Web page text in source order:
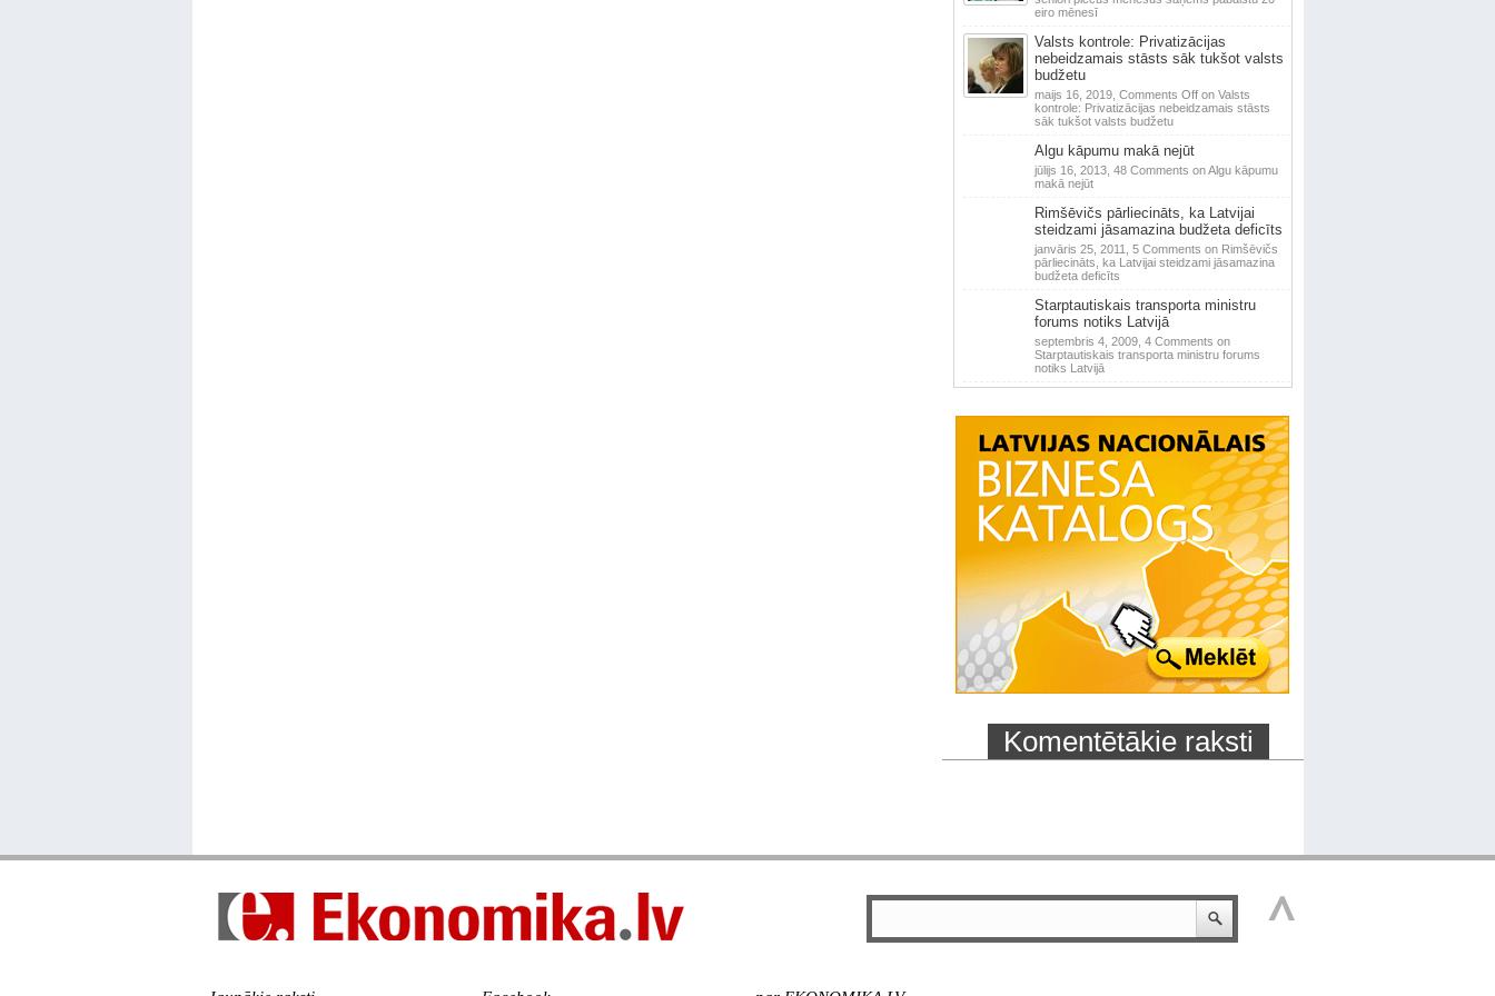
eiro mēnesī
Valsts kontrole: Privatizācijas
nebeidzamais stāsts sāk tukšot valsts
budžetu
maijs 16, 2019, Comments Offon Valsts
kontrole: Privatizācijas nebeidzamais stāsts
sāk tukšot valsts budžetu
Algu kāpumu makā nejūt
jūlijs 16, 2013, 48 Comments on Algu kāpumu
makā nejūt
Rimšēvičs pārliecināts, ka Latvijai
steidzami jāsamazina budžeta deficīts
janvāris 25, 2011, 5 Comments on Rimšēvičs
pārliecināts, ka Latvijai steidzami jāsamazina
budžeta deficīts
Starptautiskais transporta ministru
forums notiks Latvijā
septembris 4, 2009, 4 Comments on
Starptautiskais transporta ministru forums
notiks Latvijā
Komentētākie raksti